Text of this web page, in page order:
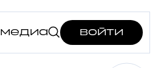
медиа войти